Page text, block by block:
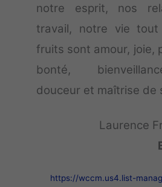
notre esprit, nos
travail, notre vie tout
fruits sont amour, joie,
bonté,
douceur et maîtrise de
Laurence
https://wccm.us4.list-